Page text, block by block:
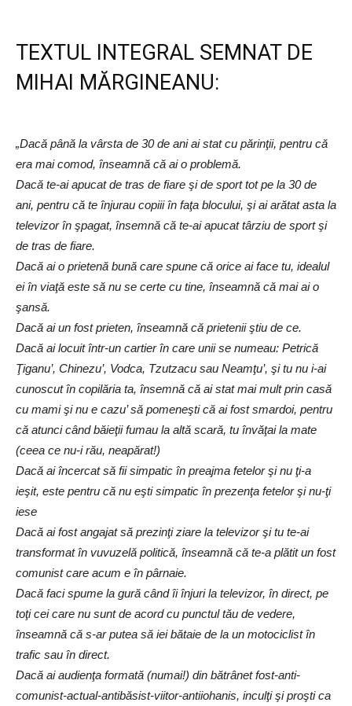
TEXTUL INTEGRAL SEMNAT DE
MIHAI MĂRGINEANU:
„Dacă până la vârsta de 30 de ani ai stat cu părinţii, pentru că
era mai comod, înseamnă că ai o problemă.
Dacă te-ai apucat de tras de fiare şi de sport tot pe la 30 de
ani, pentru că te înjurau copiii în faţa blocului, şi ai arătat asta la
televizor în şpagat, însemnă că te-ai apucat târziu de sport şi
de tras de fiare.
Dacă ai o prietenă bună care spune că orice ai face tu, idealul
ei în viaţă este să nu se certe cu tine, înseamnă că mai ai o
şansă.
Dacă ai un fost prieten, înseamnă că prietenii ştiu de ce.
Dacă ai locuit într-un cartier în care unii se numeau: Petrică
Ţiganu’, Chinezu’, Vodca, Tzutzacu sau Neamţu’, şi tu nu i-ai
cunoscut în copilăria ta, însemnă că ai stat mai mult prin casă
cu mami şi nu e cazu’ să pomeneşti că ai fost smardoi, pentru
că atunci când băieţii fumau la altă scară, tu învăţai la mate
(ceea ce nu-i rău, neapărat!)
Dacă ai încercat să fii simpatic în preajma fetelor şi nu ţi-a
ieşit, este pentru că nu eşti simpatic în prezenţa fetelor şi nu-ţi
iese
Dacă ai fost angajat să prezinţi ziare la televizor şi tu te-ai
transformat în vuvuzelă politică, înseamnă că te-a plătit un fost
comunist care acum e în pârnaie.
Dacă faci spume la gură când îi înjuri la televizor, în direct, pe
toţi cei care nu sunt de acord cu punctul tău de vedere,
înseamnă că s-ar putea să iei bătaie de la un motociclist în
trafic sau în direct.
Dacă ai audienţa formată (numai!) din bătrânet fost-anti-
comunist-actual-antibăsist-viitor-antiiohanis, inculţi şi proşti ca